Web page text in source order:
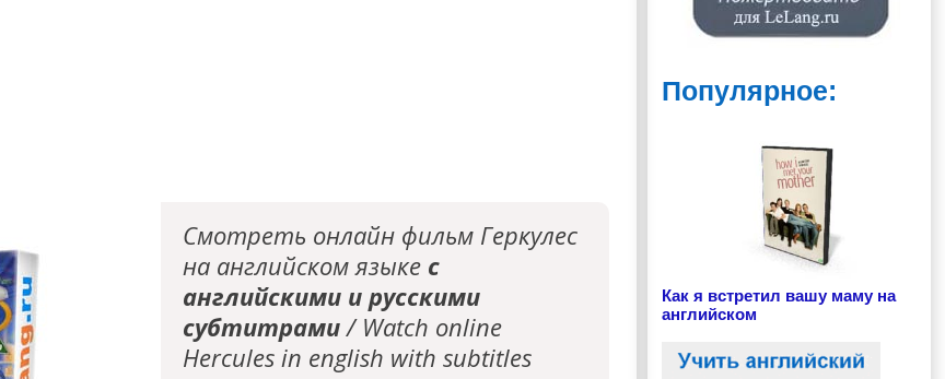
Смотреть онлайн фильм Геркулес
на английском языке с
английскими и русскими
субтитрами/ Watch online
Hercules in english with subtitles
Популярное:
Как я встретил вашу маму на
английском